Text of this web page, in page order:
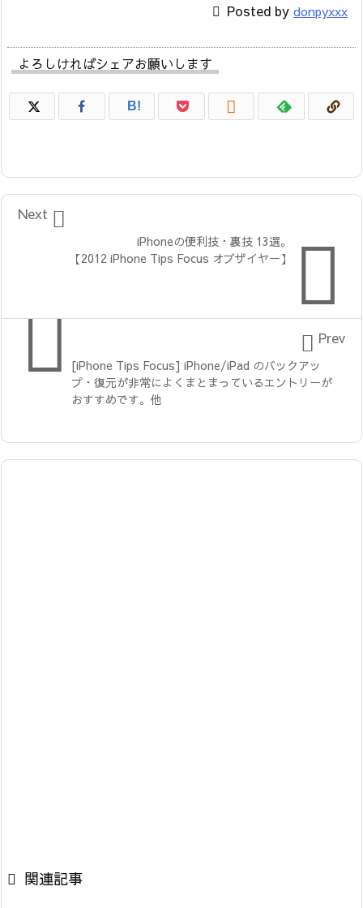
 Posted by donpyxxx
よろしければシェアお願いします
B! 

iPhoneの便利技・裏技 13選。
【2012 iPhone Tips Focus オブザイヤー】

Next
 [iPhone Tips Focus] iPhone/iPad のバックアッ
プ・復元が非常によくまとまっているエントリーが
おすすめです。他
 Prev
 関連記事